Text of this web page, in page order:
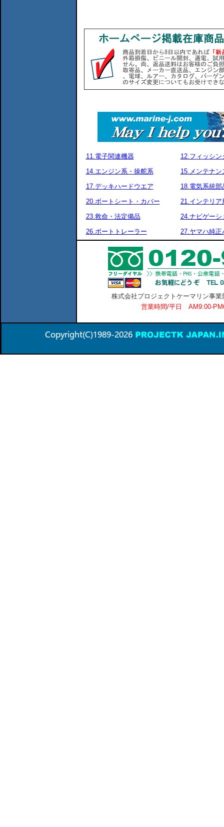
11.電子関連機器
12.フィッシン
14.エンジン系・操舵系
15.メンテナン
17.デッキハードウエア
18.電気系統部
20.ボートシート・カバー
21.インテリア
23.救命・法定備品
24.ナビゲーシ
26.ボートトレーラー
27.ヤマハ純正
株式会社プロジェクトケーマリン事
営業時間/平日 AM9:00-